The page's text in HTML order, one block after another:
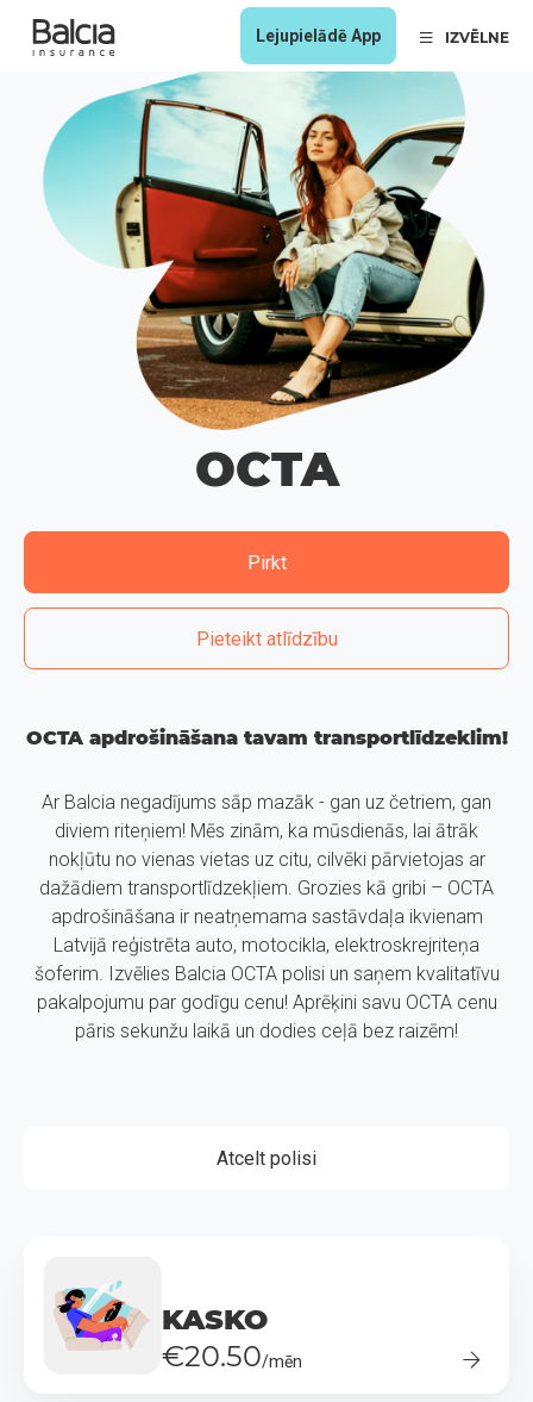
Lejupielādē App IZVĒLNE
OCTA
Pirkt
Pieteikt atlīdzību
OCTA apdrošināšana tavam transportlīdzeklim!
Ar Balcia negadījums sāp mazāk - gan uz četriem, gan
diviem riteņiem! Mēs zinām, ka mūsdienās, lai ātrāk
nokļūtu no vienas vietas uz citu, cilvēki pārvietojas ar
dažādiem transportlīdzekļiem. Grozies kā gribi – OCTA
apdrošināšana ir neatņemama sastāvdaļa ikvienam
Latvijā reģistrēta auto, motocikla, elektroskrejriteņa
šoferim. Izvēlies Balcia OCTA polisi un saņem kvalitatīvu
pakalpojumu par godīgu cenu! Aprēķini savu OCTA cenu
pāris sekunžu laikā un dodies ceļā bez raizēm!
Atcelt polisi
KASKO
€20.50/mēn